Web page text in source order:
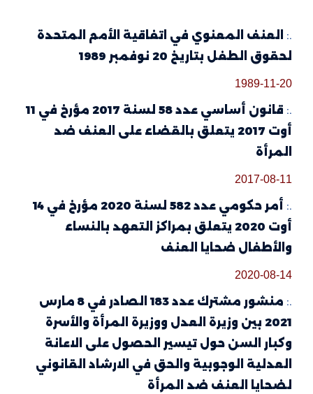
العنف المعنوي في اتفاقية الأمم المتحدة
لحقوق الطفل بتاريخ 20 نوفمبر 1989
1989-11-20
قانون أساسي عدد 58 لسنة 2017 مؤرخ في 11
أوت 2017 يتعلق بالقضاء على العنف ضد
المرأة
2017-08-11
أمر حكومي عدد 582 لسنة 2020 مؤرخ في 14
أوت 2020 يتعلق بمراكز التعهد بالنساء
والأطفال ضحايا العنف
2020-08-14
منشور مشترك عدد 183 الصادر في 8 مارس
2021 بين وزيرة العدل ووزيرة المرأة والأسرة
وكبار السن حول تيسير الحصول على الاعانة
العدلية الوجوبية والحق في الارشاد القانوني
لضحايا العنف ضد المرأة